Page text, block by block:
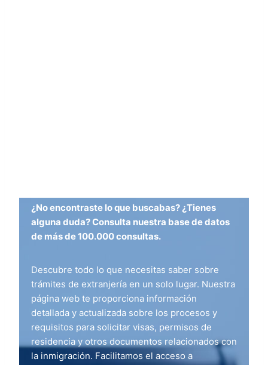
¿No encontraste lo que buscabas? ¿Tienes
alguna duda? Consulta nuestra base de datos
de más de 100.000 consultas.
Descubre todo lo que necesitas saber sobre
trámites de extranjería en un solo lugar. Nuestra
página web te proporciona información
detallada y actualizada sobre los procesos y
requisitos para solicitar visas, permisos de
residencia y otros documentos relacionados con
la inmigración. Facilitamos el acceso a